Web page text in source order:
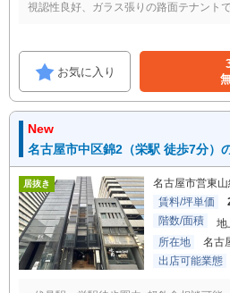
視認性良好、ガラス張りの路面テナントで
お気に入り
New
名古屋市中区錦2（栄駅 徒歩7分）
居抜き 名古屋市営東山
賃料/坪単価
階数/面積
地
所在地
名古
出店可能業態